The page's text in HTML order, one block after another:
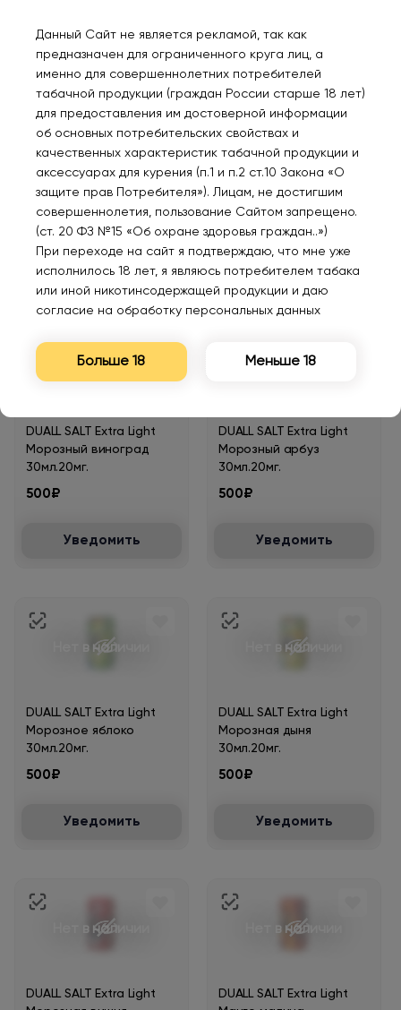
Нет в наличии
DUALL SALT Extra Light
Морозный Ред булл
500₽
Уведомить
Нет в наличии
DUALL SALT Extra Light
Морозный личи
30мл.20мг.
500₽
Уведомить
Нет в наличии
DUALL SALT Extra Light
Морозный виноград
30мл.20мг.
500₽
Уведомить
Нет в наличии
DUALL SALT Extra Light
Морозный арбуз
30мл.20мг.
500₽
Уведомить
Нет в наличии
DUALL SALT Extra Light
Морозное яблоко
30мл.20мг.
500₽
Уведомить
Нет в наличии
DUALL SALT Extra Light
Морозная дыня
30мл.20мг.
500₽
Уведомить
Нет в наличии
DUALL SALT Extra Light
Нет в наличии
DUALL SALT Extra Light
Данный Сайт не является рекламой, так как
предназначен для ограниченного круга лиц, а
именно для совершеннолетних потребителей
табачной продукции (граждан России старше 18 лет)
для предоставления им достоверной информации
об основных потребительских свойствах и
качественных характеристик табачной продукции и
аксессуарах для курения (п.1 и п.2 ст.10 Закона «О
защите прав Потребителя»). Лицам, не достигшим
совершеннолетия, пользование Сайтом запрещено.
(ст. 20 ФЗ №15 «Об охране здоровья граждан..»)
При переходе на сайт я подтверждаю, что мне уже
исполнилось 18 лет, я являюсь потребителем табака
или иной никотинсодержащей продукции и даю
согласие на обработку персональных данных
Больше 18 Меньше 18